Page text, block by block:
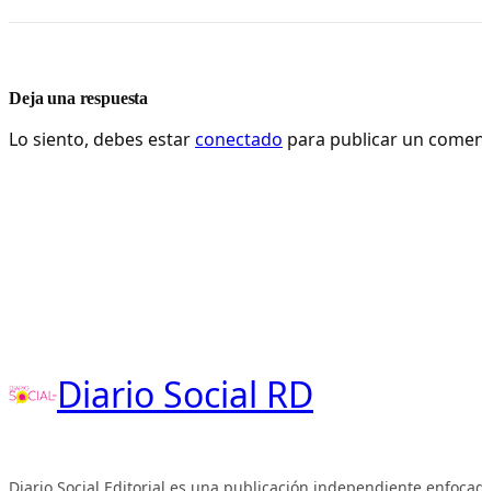
Deja una respuesta
Lo siento, debes estarconectado para publicar un
Diario Social RD